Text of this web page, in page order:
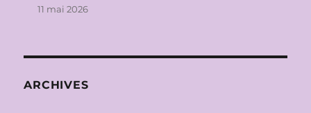
11 mai 2026
ARCHIVES